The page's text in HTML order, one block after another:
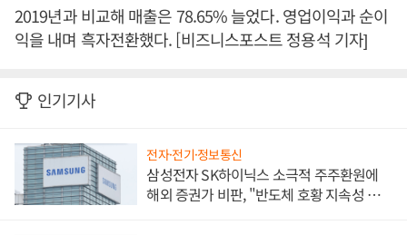
2019년과 비교해 매출은 78.65% 늘었다. 영업이익과 순이
익을 내며 흑자전환했다. [비즈니스포스트 정용석 기자]
인기기사
전자·전기·정보통신
삼성전자 SK하이닉스 소극적 주주환원에
해외 증권가 비판, "반도체 호황 지속성 의